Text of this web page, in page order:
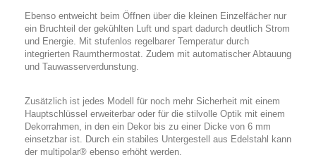
Ebenso entweicht beim Öffnen über die kleinen Einzelfächer nur
ein Bruchteil der gekühlten Luft und spart dadurch deutlich Strom
und Energie. Mit stufenlos regelbarer Temperatur durch
integrierten Raumthermostat. Zudem mit automatischer Abtauung
und Tauwasserverdunstung.
Zusätzlich ist jedes Modell für noch mehr Sicherheit mit einem
Hauptschlüssel erweiterbar oder für die stilvolle Optik mit einem
Dekorrahmen, in den ein Dekor bis zu einer Dicke von 6 mm
einsetzbar ist. Durch ein stabiles Untergestell aus Edelstahl kann
der multipolar® ebenso erhöht werden.